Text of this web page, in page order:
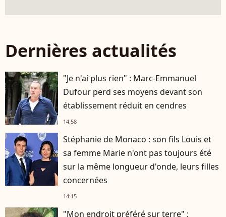
Dernières actualités
"Je n'ai plus rien" : Marc-Emmanuel
Dufour perd ses moyens devant son
établissement réduit en cendres
14:58
Stéphanie de Monaco : son fils Louis et
sa femme Marie n'ont pas toujours été
sur la même longueur d'onde, leurs filles
concernées
14:15
"Mon endroit préféré sur terre" :